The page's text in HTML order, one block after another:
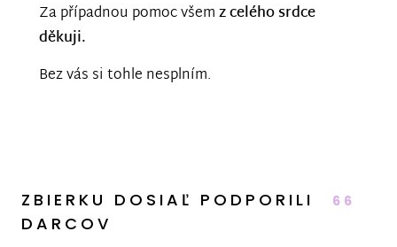
Za případnou pomoc všemz celého srdce
děkuji.
Bez vás si tohle nesplním.
ZBIERKU DOSIAĽ PODPORILI 66
DARCOV